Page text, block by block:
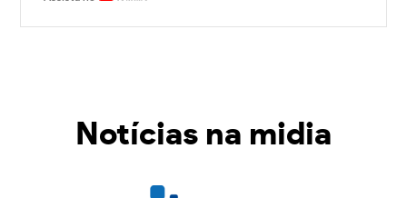
Notícias na midia